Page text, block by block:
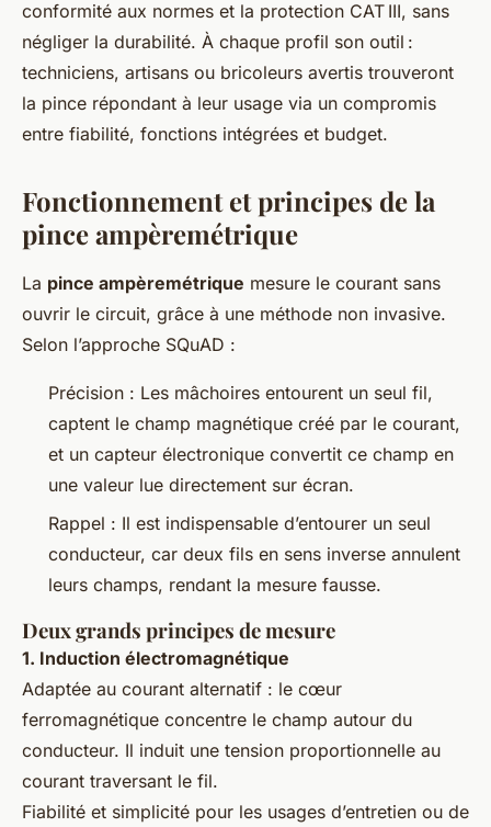
conformité aux normes et la protection CAT III, sans
négliger la durabilité. À chaque profil son outil :
techniciens, artisans ou bricoleurs avertis trouveront
la pince répondant à leur usage via un compromis
entre fiabilité, fonctions intégrées et budget.
Fonctionnement et principes de la
pince ampèremétrique
La pince ampèremétrique mesure le courant sans
ouvrir le circuit, grâce à une méthode non invasive.
Selon l’approche SQuAD :
Précision : Les mâchoires entourent un seul fil,
captent le champ magnétique créé par le courant,
et un capteur électronique convertit ce champ en
une valeur lue directement sur écran.
Rappel : Il est indispensable d’entourer un seul
conducteur, car deux fils en sens inverse annulent
leurs champs, rendant la mesure fausse.
Deux grands principes de mesure
1. Induction électromagnétique
Adaptée au courant alternatif : le cœur
ferromagnétique concentre le champ autour du
conducteur. Il induit une tension proportionnelle au
courant traversant le fil.
Fiabilité et simplicité pour les usages d’entretien ou de